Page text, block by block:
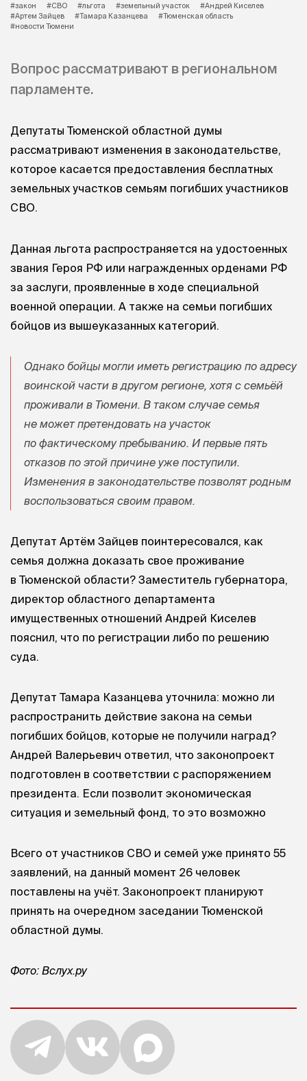
#закон
#СВО #льгота #земельный участок
#Андрей Киселев
#Артем Зайцев
#Тамара Казанцева
#Тюменская область
#новости Тюмени
Вопрос рассматривают в региональном
парламенте.
Депутаты Тюменской областной думы
рассматривают изменения в законодательстве,
которое касается предоставления бесплатных
земельных участков семьям погибших участников
СВО.
Данная льгота распространяется на удостоенных
звания Героя РФ или награжденных орденами РФ
за заслуги, проявленные в ходе специальной
военной операции. А также на семьи погибших
бойцов из вышеуказанных категорий.
Однако бойцы могли иметь регистрацию по адресу
воинской части в другом регионе, хотя с семьёй
проживали в Тюмени. В таком случае семья
не может претендовать на участок
по фактическому пребыванию. И первые пять
отказов по этой причине уже поступили.
Изменения в законодательстве позволят родным
воспользоваться своим правом.
Депутат Артём Зайцев поинтересовался, как
семья должна доказать свое проживание
в Тюменской области? Заместитель губернатора,
директор областного департамента
имущественных отношений Андрей Киселев
пояснил, что по регистрации либо по решению
суда.
Депутат Тамара Казанцева уточнила: можно ли
распространить действие закона на семьи
погибших бойцов, которые не получили наград?
Андрей Валерьевич ответил, что законопроект
подготовлен в соответствии с распоряжением
президента. Если позволит экономическая
ситуация и земельный фонд, то это возможно
Всего от участников СВО и семей уже принято 55
заявлений, на данный момент 26 человек
поставлены на учёт. Законопроект планируют
принять на очередном заседании Тюменской
областной думы.
Фото: Вслух.ру